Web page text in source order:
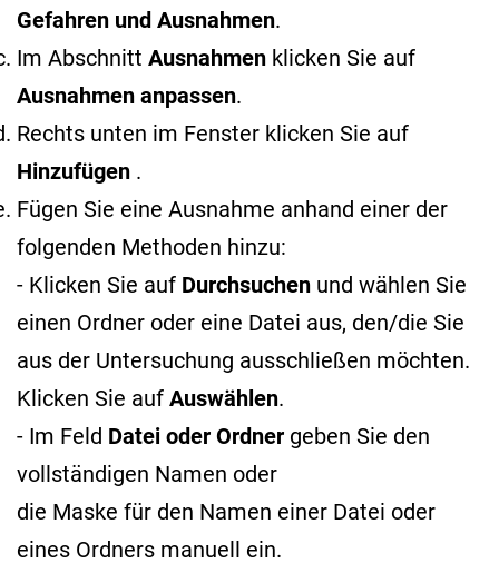
Gefahren und Ausnahmen.
Im Abschnitt Ausnahmen klicken Sie auf
Ausnahmen anpassen.
Rechts unten im Fenster klicken Sie auf
Hinzufügen .
Fügen Sie eine Ausnahme anhand einer der
folgenden Methoden hinzu:
- Klicken Sie auf Durchsuchen und wählen Sie
einen Ordner oder eine Datei aus, den/die Sie
aus der Untersuchung ausschließen möchten.
Klicken Sie auf Auswählen.
- Im Feld Datei oder Ordner geben Sie den
vollständigen Namen oder
die Maske für den Namen einer Datei oder
eines Ordners manuell ein.